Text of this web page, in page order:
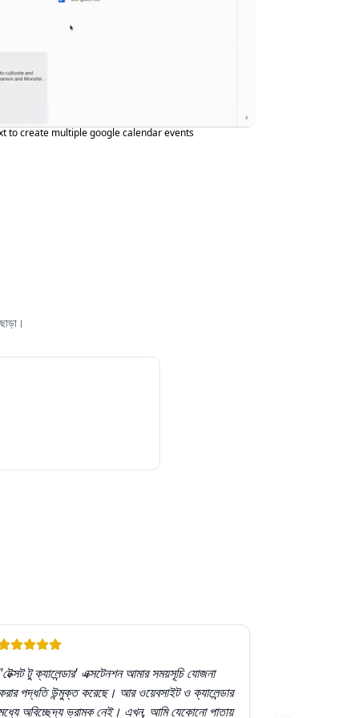
to create multiple google calendar events
টু ক্যালেন্ডার' এক্সটেনশন আমার সময়সূচি যোজনা
পদ্ধতি উন্মুক্ত করেছে। আর ওয়েবসাইট ও ক্যালেন্ডার
অবিচ্ছেদ্য ভ্রামক নেই। এখন, আমি যেকোনো পাতায়